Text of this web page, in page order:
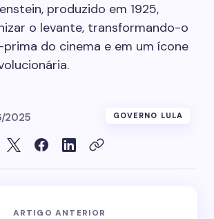
produzido em 1925,
o levante, transformando-o
do cinema e em um ícone
2025 GOVERNO LULA
ARTIGO ANTERIOR